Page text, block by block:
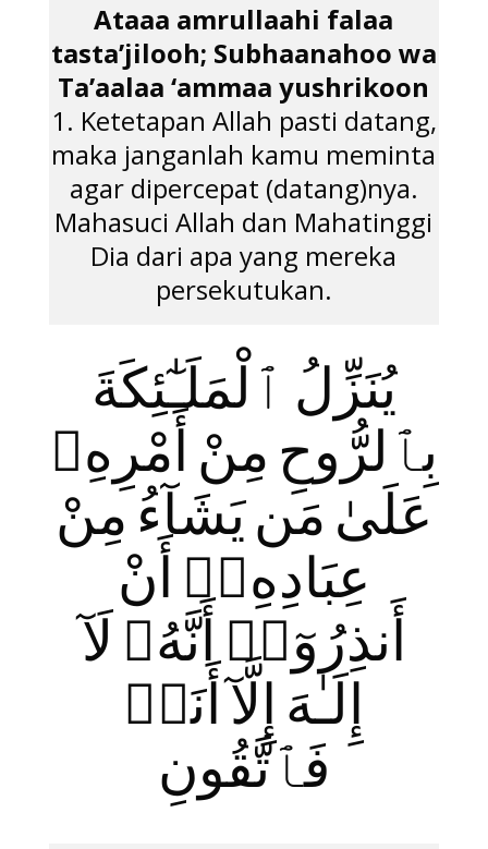
Ataaa amrullaahi falaa
tasta’jilooh; Subhaanahoo wa
Ta’aalaa ‘ammaa yushrikoon
1. Ketetapan Allah pasti datang,
maka janganlah kamu meminta
agar dipercepat (datang)nya.
Mahasuci Allah dan Mahatinggi
Dia dari apa yang mereka
persekutukan.
يُنَزِّلُ ٱلْمَلَـٰٓئِكَةَ
بِٱلرُّوحِ مِنْ أَمْرِهِۦ
عَلَىٰ مَن يَشَآءُ مِنْ
عِبَادِهِۦٓ أَنْ
أَنذِرُوٓا۟ أَنَّهُۥ لَآ
إِلَـٰهَ إِلَّآ أَنَا۠
فَٱتَّقُونِ